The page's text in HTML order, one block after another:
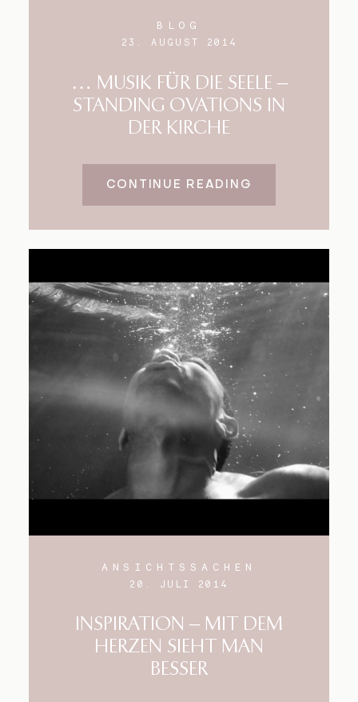
BLOG
23. AUGUST 2014
… MUSIK FÜR DIE SEELE –
STANDING OVATIONS IN
DER KIRCHE
CONTINUE READING
ANSICHTSSACHEN
20. JULI 2014
INSPIRATION – MIT DEM
HERZEN SIEHT MAN
BESSER